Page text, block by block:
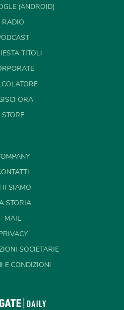
(ANDROID)
RADIO
TITOLI
ORA
STORE
SIAMO
STORIA
MAIL
SOCIETARIE
E CONDIZIONI